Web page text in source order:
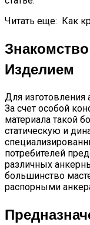
Читать еще: Как
Изделием
Для изготовления
За счет особой
материала такой
статическую и
потребителей
различных
большинство
распорными